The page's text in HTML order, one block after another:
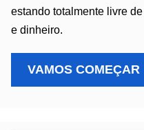
estando totalmente livre
e dinheiro.
VAMOS COMEÇAR